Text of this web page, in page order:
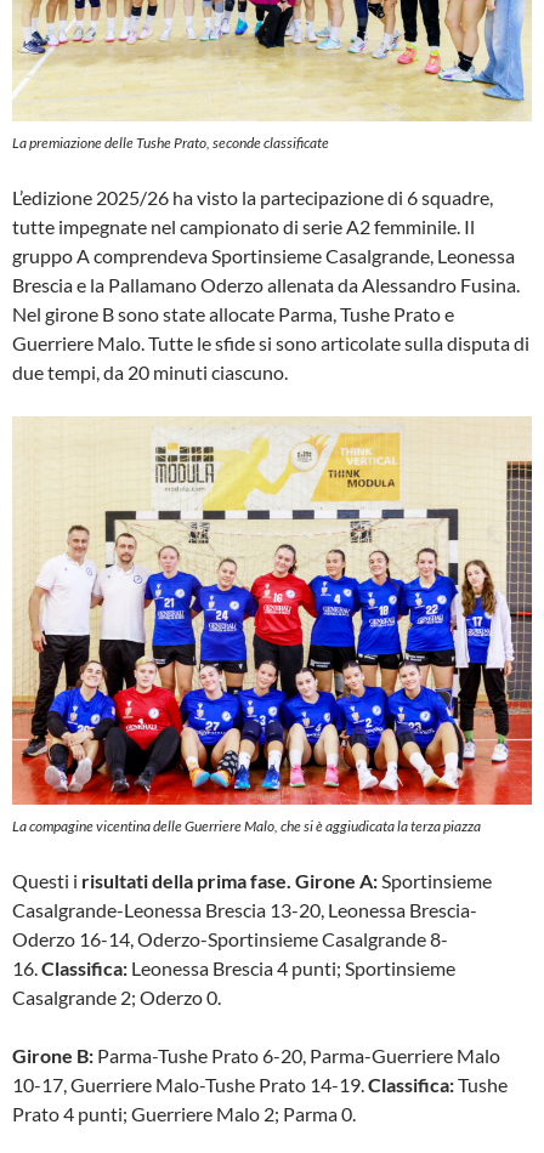
La premiazione delle Tushe Prato, seconde classificate
L’edizione 2025/26 ha visto la partecipazione di 6 squadre,
tutte impegnate nel campionato di serie A2 femminile. Il
gruppo A comprendeva Sportinsieme Casalgrande, Leonessa
Brescia e la Pallamano Oderzo allenata da Alessandro Fusina.
Nel girone B sono state allocate Parma, Tushe Prato e
Guerriere Malo. Tutte le sfide si sono articolate sulla disputa di
due tempi, da 20 minuti ciascuno.
La compagine vicentina delle Guerriere Malo, che si è aggiudicata la terza piazza
Questi i risultati della prima fase. Girone A:Sportinsieme
Casalgrande-Leonessa Brescia 13-20, Leonessa Brescia-
Oderzo 16-14, Oderzo-Sportinsieme Casalgrande 8-
16.Classifica: Leonessa Brescia 4 punti; Sportinsieme
Casalgrande 2; Oderzo 0.
Girone B: Parma-Tushe Prato 6-20, Parma-Guerriere Malo
10-17, Guerriere Malo-Tushe Prato 14-19.Classifica:Tushe
Prato 4 punti; Guerriere Malo 2; Parma 0.